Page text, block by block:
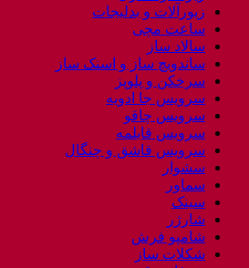
زیورآلات و بدلیجات
ساعت مچی
سالاد ساز
ساندویچ ساز و اسنک ساز
سرخکن و پلوپز
سرویس جا ادویه
سرویس چاقو
سرویس قابلمه
سرویس قاشق و چنگال
سشوار
سماور
سینک
شارژر
شامپو فرش
شکلات ساز